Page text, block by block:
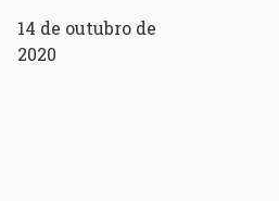
14 de outubro de
2020